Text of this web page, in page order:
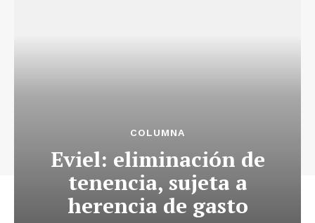
COLUMNA
Eviel: eliminación de
tenencia, sujeta a
herencia de gasto